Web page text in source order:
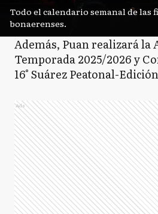
Todo el calendario semanal de las
bonaerenses.
Además, Puan realizará la
Temporada 2025/2026 y
16° Suárez Peatonal-
Ads